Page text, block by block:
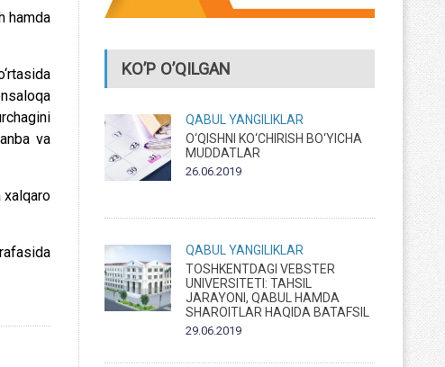
hamda
va
xalqaro
KO’P O’QILGAN
QABUL
YANGILIKLAR
O‘QISHNI KO‘CHIRISH BO‘YICHA
MUDDATLAR
26.06.2019
QABUL
YANGILIKLAR
TOSHKENTDAGI VEBSTER
UNIVERSITETI: TAHSIL
JARAYONI, QABUL HAMDA
SHAROITLAR HAQIDA BATAFSIL
29.06.2019